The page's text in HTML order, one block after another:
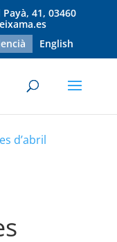
41, 03460
English
d’abril